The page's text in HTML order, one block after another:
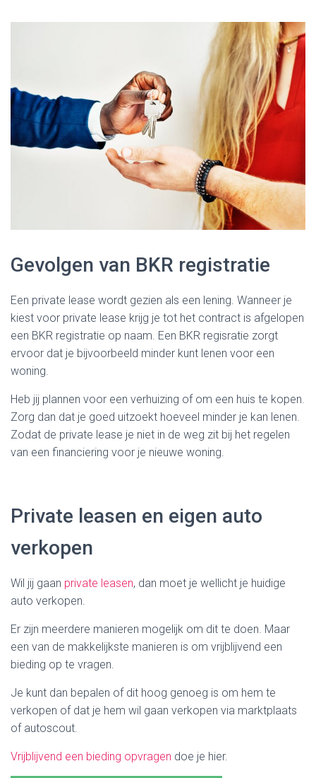
Gevolgen van BKR registratie
Een private lease wordt gezien als een lening. Wanneer je
kiest voor private lease krijg je tot het contract is afgelopen
een BKR registratie op naam. Een BKR regisratie zorgt
ervoor dat je bijvoorbeeld minder kunt lenen voor een
woning.
Heb jij plannen voor een verhuizing of om een huis te kopen.
Zorg dan dat je goed uitzoekt hoeveel minder je kan lenen.
Zodat de private lease je niet in de weg zit bij het regelen
van een financiering voor je nieuwe woning.
Private leasen en eigen auto
verkopen
Wil jij gaan private leasen, dan moet je wellicht je huidige
auto verkopen.
Er zijn meerdere manieren mogelijk om dit te doen. Maar
een van de makkelijkste manieren is om vrijblijvend een
bieding op te vragen.
Je kunt dan bepalen of dit hoog genoeg is om hem te
verkopen of dat je hem wil gaan verkopen via marktplaats
of autoscout.
Vrijblijvend een bieding opvragen doe je hier.